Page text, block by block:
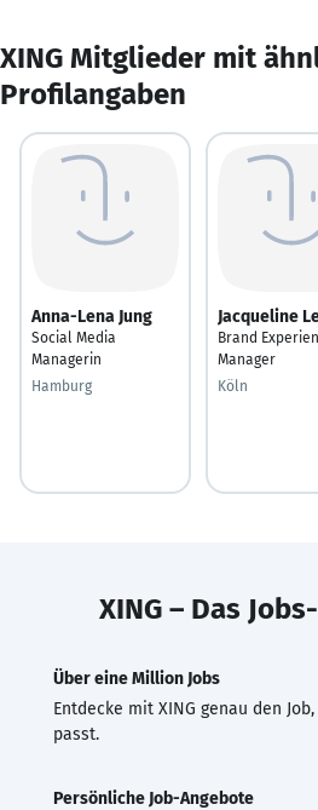
XING Mitglieder mit
Profilangaben
Anna-Lena Jung
Social Media
Managerin
Hamburg
Jacqueline
Brand
Manager
Köln
XING – Das
Über eine Million Jobs
Entdecke mit XING genau den
passt.
Persönliche Job-Angebote